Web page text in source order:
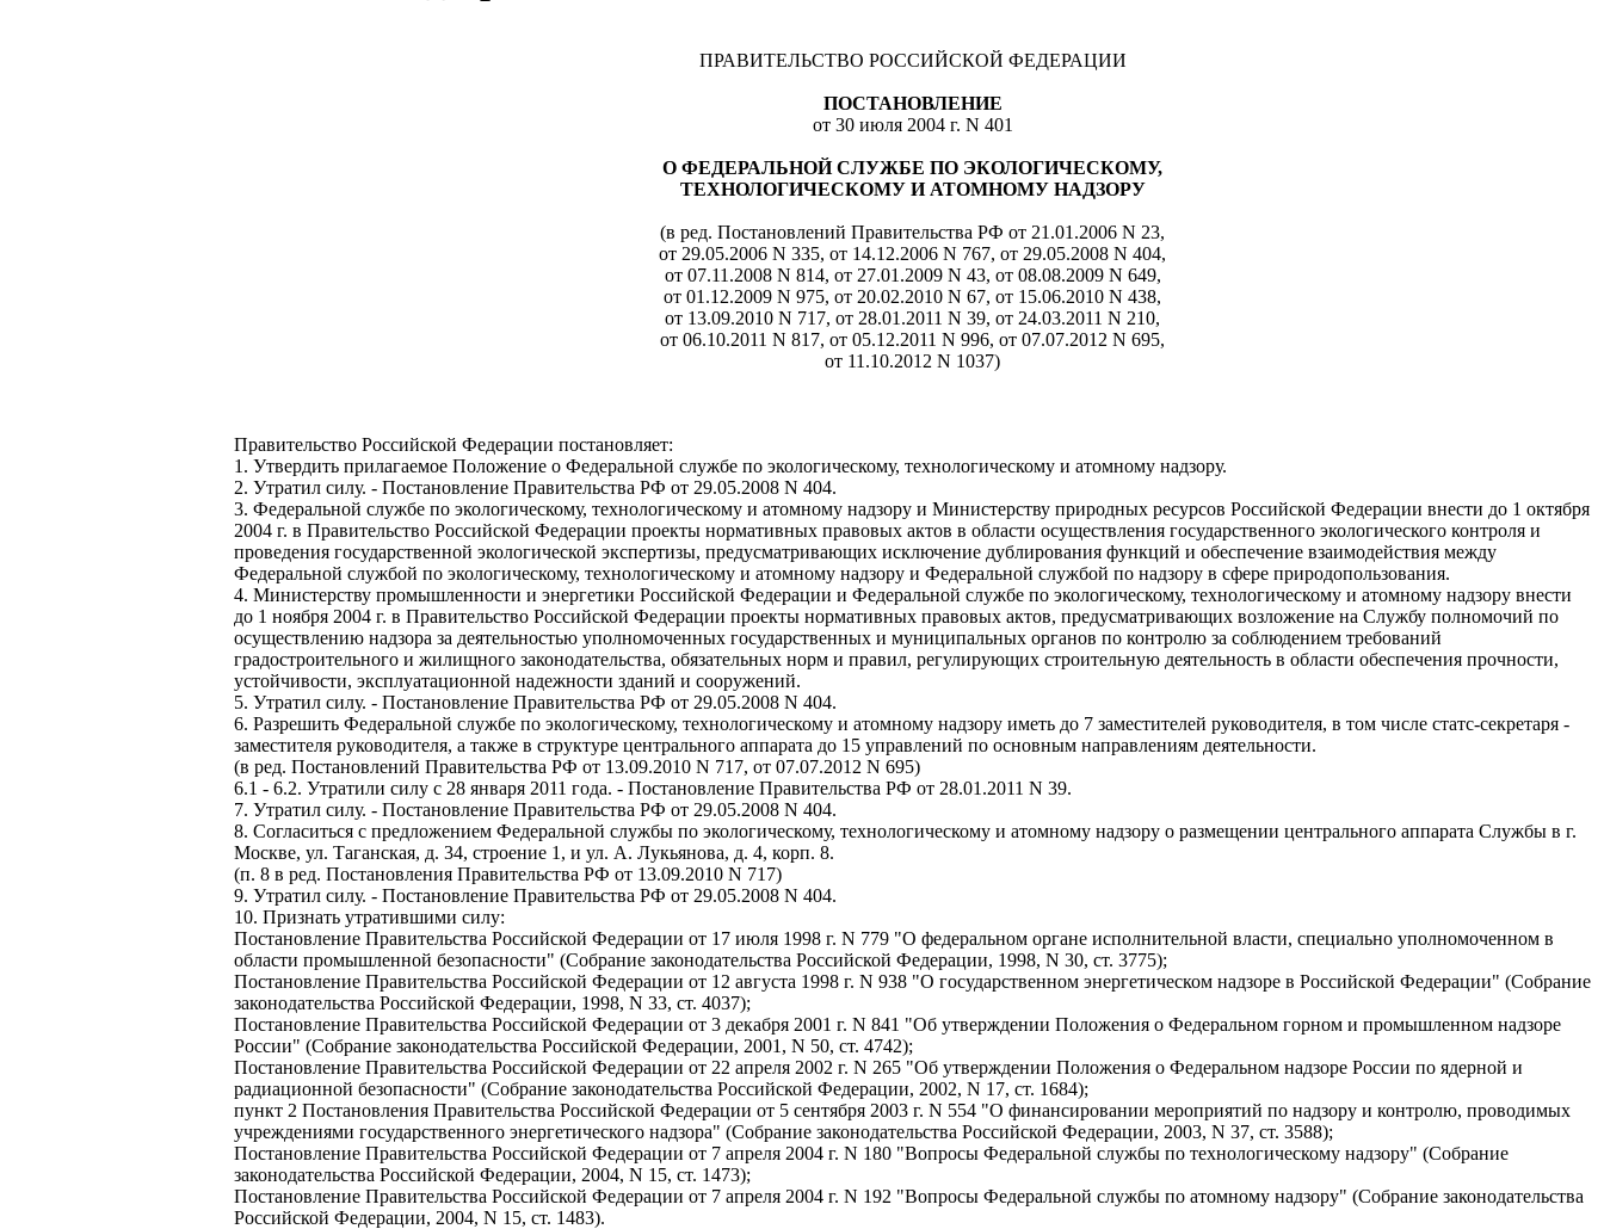
ПРАВИТЕЛЬСТВО РОССИЙСКОЙ ФЕДЕРАЦИИ
ПОСТАНОВЛЕНИЕ
от 30 июля 2004 г. N 401
О ФЕДЕРАЛЬНОЙ СЛУЖБЕ ПО ЭКОЛОГИЧЕСКОМУ,
ТЕХНОЛОГИЧЕСКОМУ И АТОМНОМУ НАДЗОРУ
(в ред. Постановлений Правительства РФ от 21.01.2006 N 23,
от 29.05.2006 N 335, от 14.12.2006 N 767, от 29.05.2008 N 404,
от 07.11.2008 N 814, от 27.01.2009 N 43, от 08.08.2009 N 649,
от 01.12.2009 N 975, от 20.02.2010 N 67, от 15.06.2010 N 438,
от 13.09.2010 N 717, от 28.01.2011 N 39, от 24.03.2011 N 210,
от 06.10.2011 N 817, от 05.12.2011 N 996, от 07.07.2012 N 695,
от 11.10.2012 N 1037)
Правительство Российской Федерации постановляет:
1. Утвердить прилагаемое Положение о Федеральной службе по экологическому, технологическому и атомному надзору.
2. Утратил силу. - Постановление Правительства РФ от 29.05.2008 N 404.
3. Федеральной службе по экологическому, технологическому и атомному надзору и Министерству природных ресурсов Российской Федерации внести до 1 октября
2004 г. в Правительство Российской Федерации проекты нормативных правовых актов в области осуществления государственного экологического контроля и
проведения государственной экологической экспертизы, предусматривающих исключение дублирования функций и обеспечение взаимодействия между
Федеральной службой по экологическому, технологическому и атомному надзору и Федеральной службой по надзору в сфере природопользования.
4. Министерству промышленности и энергетики Российской Федерации и Федеральной службе по экологическому, технологическому и атомному надзору внести
до 1 ноября 2004 г. в Правительство Российской Федерации проекты нормативных правовых актов, предусматривающих возложение на Службу полномочий по
осуществлению надзора за деятельностью уполномоченных государственных и муниципальных органов по контролю за соблюдением требований
градостроительного и жилищного законодательства, обязательных норм и правил, регулирующих строительную деятельность в области обеспечения прочности,
устойчивости, эксплуатационной надежности зданий и сооружений.
5. Утратил силу. - Постановление Правительства РФ от 29.05.2008 N 404.
6. Разрешить Федеральной службе по экологическому, технологическому и атомному надзору иметь до 7 заместителей руководителя, в том числе статс-секретаря -
заместителя руководителя, а также в структуре центрального аппарата до 15 управлений по основным направлениям деятельности.
(в ред. Постановлений Правительства РФ от 13.09.2010 N 717, от 07.07.2012 N 695)
6.1 - 6.2. Утратили силу с 28 января 2011 года. - Постановление Правительства РФ от 28.01.2011 N 39.
7. Утратил силу. - Постановление Правительства РФ от 29.05.2008 N 404.
8. Согласиться с предложением Федеральной службы по экологическому, технологическому и атомному надзору о размещении центрального аппарата Службы в г.
Москве, ул. Таганская, д. 34, строение 1, и ул. А. Лукьянова, д. 4, корп. 8.
(п. 8 в ред. Постановления Правительства РФ от 13.09.2010 N 717)
9. Утратил силу. - Постановление Правительства РФ от 29.05.2008 N 404.
10. Признать утратившими силу:
Постановление Правительства Российской Федерации от 17 июля 1998 г. N 779 "О федеральном органе исполнительной власти, специально уполномоченном в
области промышленной безопасности" (Собрание законодательства Российской Федерации, 1998, N 30, ст. 3775);
Постановление Правительства Российской Федерации от 12 августа 1998 г. N 938 "О государственном энергетическом надзоре в Российской Федерации" (Собрание
законодательства Российской Федерации, 1998, N 33, ст. 4037);
Постановление Правительства Российской Федерации от 3 декабря 2001 г. N 841 "Об утверждении Положения о Федеральном горном и промышленном надзоре
России" (Собрание законодательства Российской Федерации, 2001, N 50, ст. 4742);
Постановление Правительства Российской Федерации от 22 апреля 2002 г. N 265 "Об утверждении Положения о Федеральном надзоре России по ядерной и
радиационной безопасности" (Собрание законодательства Российской Федерации, 2002, N 17, ст. 1684);
пункт 2 Постановления Правительства Российской Федерации от 5 сентября 2003 г. N 554 "О финансировании мероприятий по надзору и контролю, проводимых
учреждениями государственного энергетического надзора" (Собрание законодательства Российской Федерации, 2003, N 37, ст. 3588);
Постановление Правительства Российской Федерации от 7 апреля 2004 г. N 180 "Вопросы Федеральной службы по технологическому надзору" (Собрание
законодательства Российской Федерации, 2004, N 15, ст. 1473);
Постановление Правительства Российской Федерации от 7 апреля 2004 г. N 192 "Вопросы Федеральной службы по атомному надзору" (Собрание законодательства
Российской Федерации, 2004, N 15, ст. 1483).